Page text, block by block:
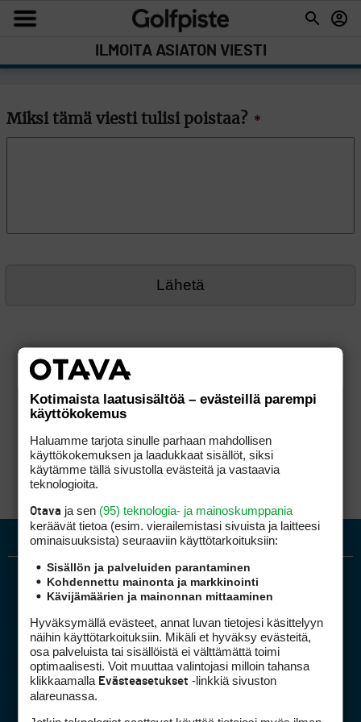
ILMOITA ASIATON VIESTI
Miksi tämä viesti tulisi poistaa? *
Golfpiste mediakortti
Kotimaista laatusisältöä – evästeillä parempi
käyttökokemus
Haluamme tarjota sinulle parhaan mahdollisen
käyttökokemuksen ja laadukkaat sisällöt, siksi
käytämme tällä sivustolla evästeitä ja vastaavia
teknologioita.
Otava ja sen (95) teknologia- ja mainoskumppania
keräävät tietoa (esim. vierailemis­tasi sivuista ja laitteesi
ominaisuuk­sista) seuraaviin käyttötarkoituksiin:
Sisällön ja palveluiden parantaminen
Kohdennettu mainonta ja markkinointi
Kävijämäärien ja mainonnan mittaaminen
Hyväksymällä evästeet, annat luvan tietojesi käsittelyyn
näihin käyttötarkoituksiin. Mikäli et hyväksy evästeitä,
osa palveluista tai sisällöistä ei välttämättä toimi
optimaalisesti. Voit muuttaa valintojasi milloin tahansa
klikkaamalla Evästeasetukset -linkkiä sivuston
alareunassa.